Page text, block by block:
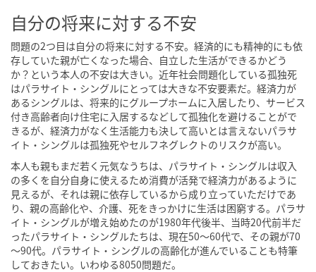
自分の将来に対する不安
問題の2つ目は自分の将来に対する不安。経済的にも精神的にも依
存していた親が亡くなった場合、自立した生活ができるかどう
か？という本人の不安は大きい。近年社会問題化している孤独死
はパラサイト・シングルにとっては大きな不安要素だ。経済力が
あるシングルは、将来的にグループホームに入居したり、サービス
付き高齢者向け住宅に入居するなどして孤独化を避けることがで
きるが、経済力がなく生活能力も決して高いとは言えないパラサ
イト・シングルは孤独死やセルフネグレクトのリスクが高い。
本人も親もまだ若く元気なうちは、パラサイト・シングルは収入
の多くを自分自身に使えるため消費が活発で経済力があるように
見えるが、それは親に依存しているから成り立っていただけであ
り、親の高齢化や、介護、死をきっかけに生活は困窮する。パラサ
イト・シングルが増え始めたのが1980年代後半、当時20代前半だ
ったパラサイト・シングルたちは、現在50～60代で、その親が70
～90代。パラサイト・シングルの高齢化が進んでいることも特筆
しておきたい。いわゆる8050問題だ。